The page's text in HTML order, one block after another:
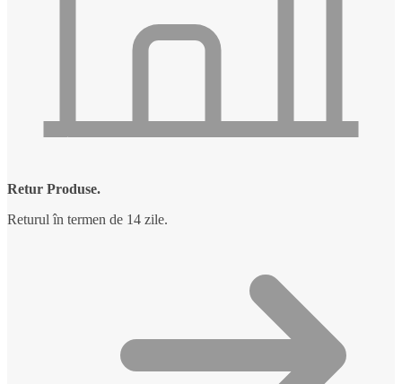
Retur Produse.
Returul în termen de 14 zile.